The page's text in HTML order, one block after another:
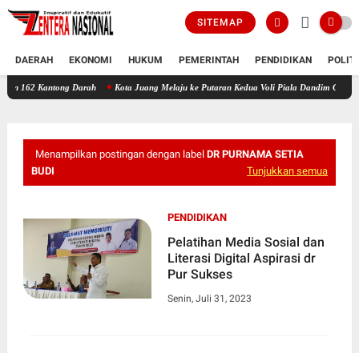
SITEMAP
DAERAH EKONOMI HUKUM PEMERINTAH PENDIDIKAN
Darah Kota Juang Melaju ke Putaran Kedua Voli Piala Dandim Cup 0111/Bireuen
Menampilkan postingan dengan label DR PURNAMA SETIA
BUDI
Tunjukkan semua
PENDIDIKAN
Pelatihan Media Sosial dan
Literasi Digital Aspirasi dr
Pur Sukses
Senin, Juli 31, 2023